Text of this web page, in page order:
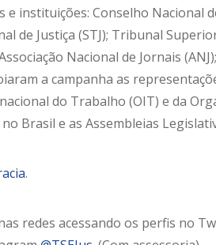
instituições: Conselho Nacional
de Justiça (STJ); Tribunal
Nacional de Jornais
a campanha as
do Trabalho (OIT) e da
Brasil e as Assembleias
.
redes acessando os perfis no